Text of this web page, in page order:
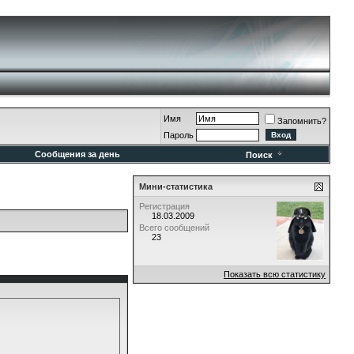
Имя
Запомнить?
Пароль
Сообщения за день Поиск
Мини-статистика
Регистрация
18.03.2009
Всего сообщений
23
Показать всю статистику